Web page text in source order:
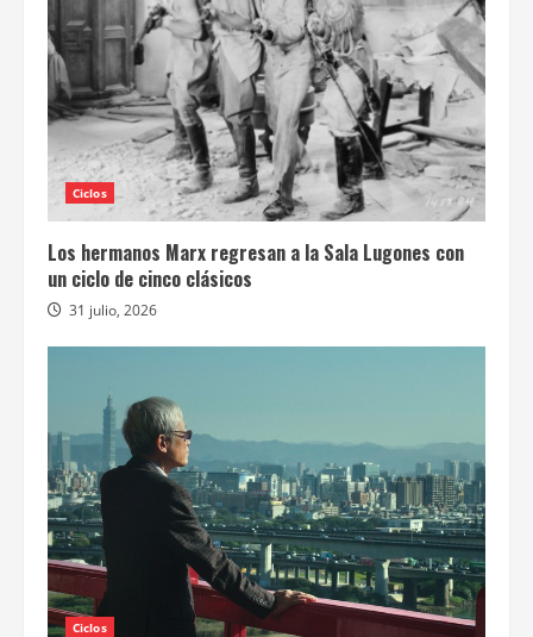
Ciclos
Los hermanos Marx regresan a la Sala Lugones con
un ciclo de cinco clásicos
31 julio, 2026
Ciclos